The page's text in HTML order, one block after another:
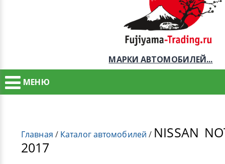
МАРКИ АВТОМОБИЛЕЙ...
МЕНЮ
Главная / Каталог автомобилей / NISSAN
2017